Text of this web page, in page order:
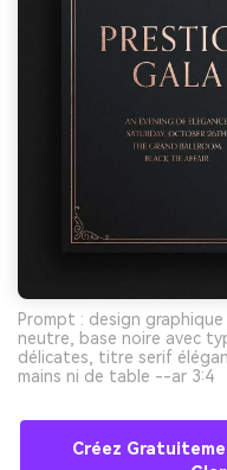
Prompt : design
neutre, base noire avec
délicates, titre serif
mains ni de table --ar 3:4
Créez